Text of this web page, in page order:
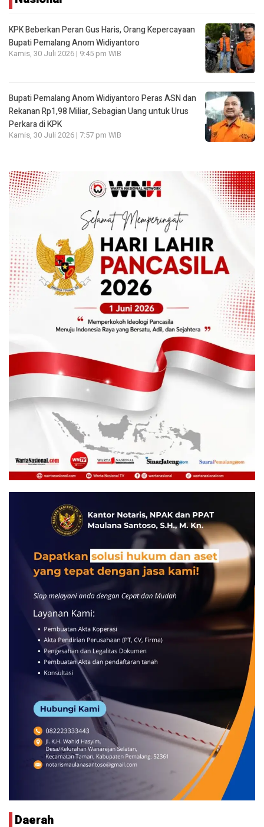
KPK Beberkan Peran Gus Haris, Orang Kepercayaan
Bupati Pemalang Anom Widiyantoro
Kamis, 30 Juli 2026 | 9:45 pm WIB
Bupati Pemalang Anom Widiyantoro Peras ASN dan
Rekanan Rp1,98 Miliar, Sebagian Uang untuk Urus
Perkara di KPK
Kamis, 30 Juli 2026 | 7:57 pm WIB
Daerah